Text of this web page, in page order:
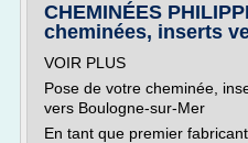
CHEMINÉES
cheminées, inserts
VOIR PLUS
Pose de votre cheminée,
vers Boulogne-sur-Mer
En tant que premier